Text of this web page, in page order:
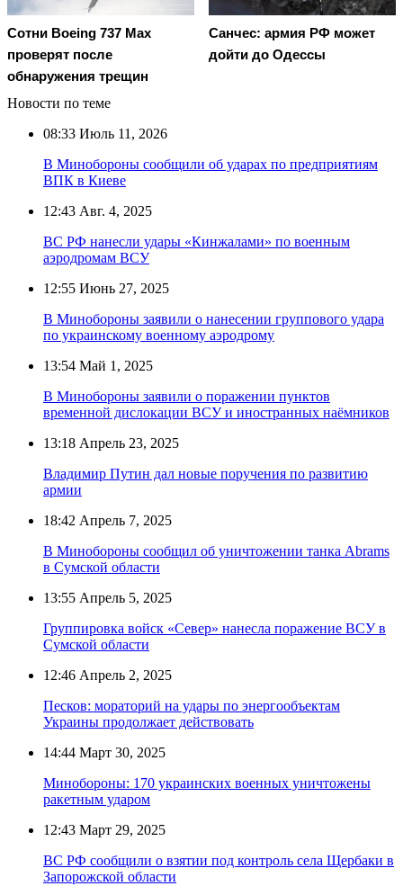
Сотни Boeing 737 Max
проверят после
обнаружения трещин
Санчес: армия РФ может
дойти до Одессы
Новости по теме
08:33 Июль 11, 2026
В Минобороны сообщили об ударах по предприятиям
ВПК в Киеве
12:43 Авг. 4, 2025
ВС РФ нанесли удары «Кинжалами» по военным
аэродромам ВСУ
12:55 Июнь 27, 2025
В Минобороны заявили о нанесении группового удара
по украинскому военному аэродрому
13:54 Май 1, 2025
В Минобороны заявили о поражении пунктов
временной дислокации ВСУ и иностранных наёмников
13:18 Апрель 23, 2025
Владимир Путин дал новые поручения по развитию
армии
18:42 Апрель 7, 2025
В Минобороны сообщил об уничтожении танка Abrams
в Сумской области
13:55 Апрель 5, 2025
Группировка войск «Север» нанесла поражение ВСУ в
Сумской области
12:46 Апрель 2, 2025
Песков: мораторий на удары по энергообъектам
Украины продолжает действовать
14:44 Март 30, 2025
Минобороны: 170 украинских военных уничтожены
ракетным ударом
12:43 Март 29, 2025
ВС РФ сообщили о взятии под контроль села Щербаки в
Запорожской области